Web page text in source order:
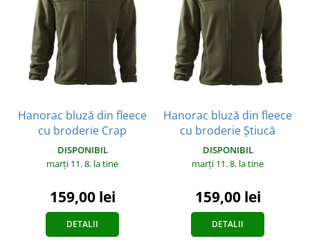
Hanorac bluză din fleece
cu broderie Crap
DISPONIBIL
marți 11. 8. la tine
159,00 lei
DETALII
Hanorac bluză din fleece
cu broderie Știucă
DISPONIBIL
marți 11. 8. la tine
159,00 lei
DETALII